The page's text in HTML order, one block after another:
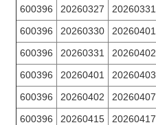
600396
20260327 20260331
600396
20260330 20260401
600396
20260331 20260402
600396
20260401 20260403
600396
20260402 20260407
600396
20260415 20260417